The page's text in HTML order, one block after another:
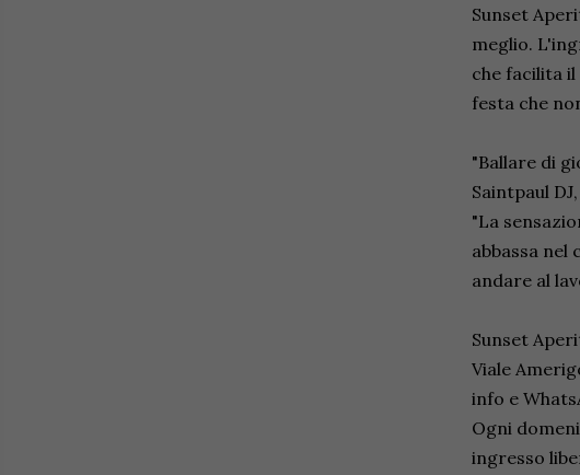
Sunset
meglio.
che facilita il
festa che
"Ballare di
Saintpaul
"La
abbassa nel
andare al
Sunset
Viale
info e
Ogni
ingresso